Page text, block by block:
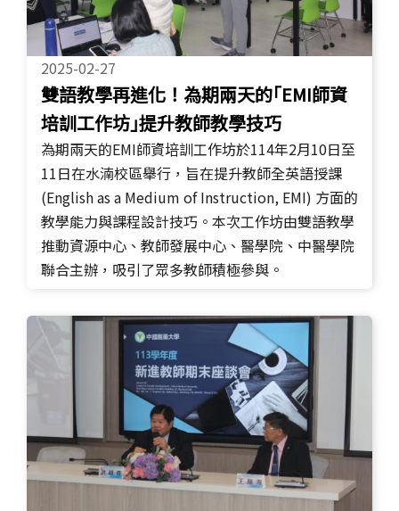
2025-02-27
雙語教學再進化！為期兩天的｢EMI師資
培訓工作坊｣提升教師教學技巧
為期兩天的EMI師資培訓工作坊於114年2月10日至
11日在水湳校區舉行，旨在提升教師全英語授課
(English as a Medium of Instruction, EMI) 方面的
教學能力與課程設計技巧。本次工作坊由雙語教學
推動資源中心、教師發展中心、醫學院、中醫學院
聯合主辦，吸引了眾多教師積極參與。